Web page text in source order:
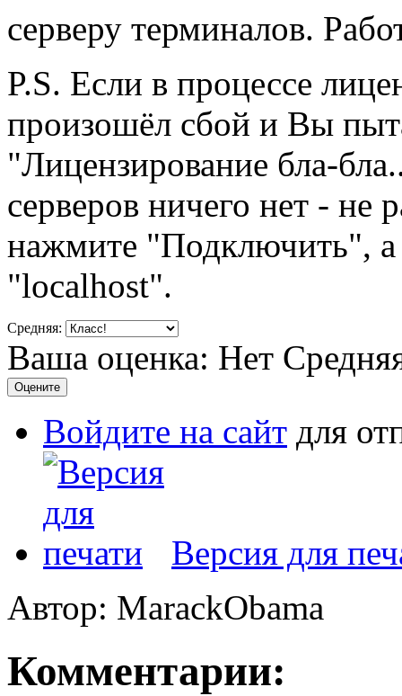
серверу терминалов.
P.S. Если в процессе
произошёл сбой и Вы
"Лицензирование бла-
серверов ничего нет - не
нажмите "Подключить",
"localhost".
Средняя:
Ваша оценка: Нет
Войдите на сайт для
Версия для
Автор: MarackObama
Комментарии: